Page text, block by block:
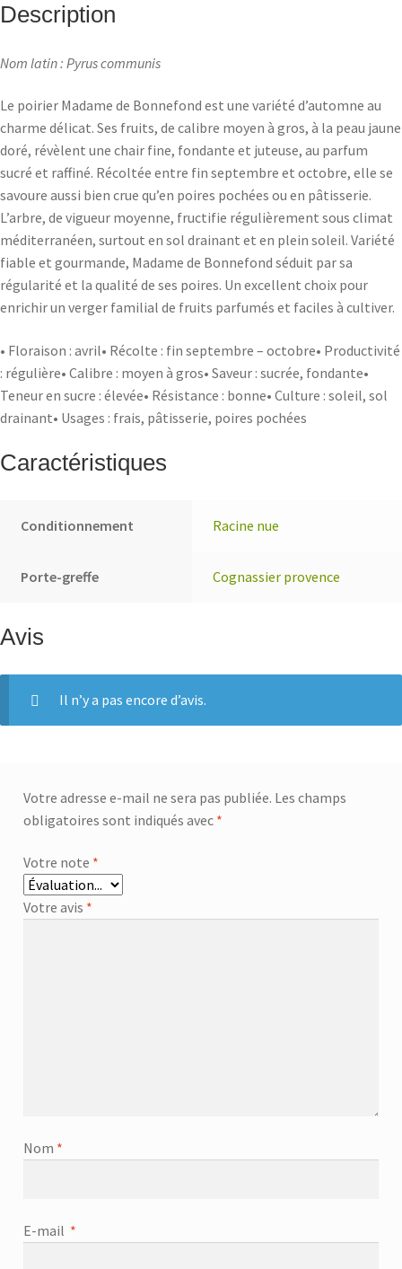
Description
Nom latin : Pyrus communis
Le poirier Madame de Bonnefond est une variété d’automne au
charme délicat. Ses fruits, de calibre moyen à gros, à la peau jaune
doré, révèlent une chair fine, fondante et juteuse, au parfum
sucré et raffiné. Récoltée entre fin septembre et octobre, elle se
savoure aussi bien crue qu’en poires pochées ou en pâtisserie.
L’arbre, de vigueur moyenne, fructifie régulièrement sous climat
méditerranéen, surtout en sol drainant et en plein soleil. Variété
fiable et gourmande, Madame de Bonnefond séduit par sa
régularité et la qualité de ses poires. Un excellent choix pour
enrichir un verger familial de fruits parfumés et faciles à cultiver.
• Floraison : avril• Récolte : fin septembre – octobre• Productivité
: régulière• Calibre : moyen à gros• Saveur : sucrée, fondante•
Teneur en sucre : élevée• Résistance : bonne• Culture : soleil, sol
drainant• Usages : frais, pâtisserie, poires pochées
Caractéristiques
Conditionnement Racine nue
Porte-greffe Cognassier provence
Avis
Il n’y a pas encore d’avis.
Votre adresse e-mail ne sera pas publiée. Les champs
obligatoires sont indiqués avec *
Votre note *
Votre avis *
Nom *
E-mail *